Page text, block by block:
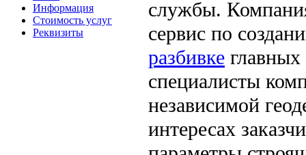
Информация
Стоимость услуг
Реквизиты
службы.
сервис по
разбивке главных
специалисты
независимой
интересах